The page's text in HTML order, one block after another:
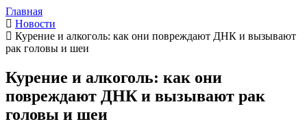
Главная
Новости
Курение и алкоголь: как они повреждают ДНК и вызывают
рак головы и шеи
Курение и алкоголь: как они
повреждают ДНК и вызывают рак
головы и шеи